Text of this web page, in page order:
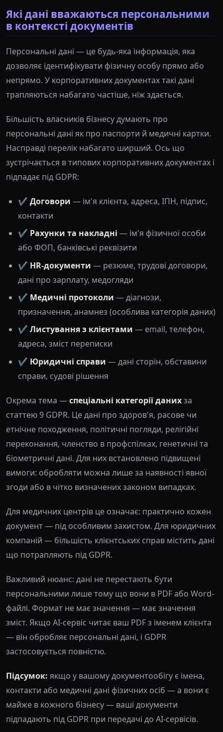
Які дані вважаються персональними
в контексті документів
Персональні дані — це будь-яка інформація, яка
дозволяє ідентифікувати фізичну особу прямо або
непрямо. У корпоративних документах такі дані
трапляються набагато частіше, ніж здається.
Більшість власників бізнесу думають про
персональні дані як про паспорти й медичні картки.
Насправді перелік набагато ширший. Ось що
зустрічається в типових корпоративних документах і
підпадає під GDPR:
✔️ Договори — ім'я клієнта, адреса, ІПН, підпис,
контакти
✔️ Рахунки та накладні — ім'я фізичної особи
або ФОП, банківські реквізити
✔️ HR-документи — резюме, трудові договори,
дані про зарплату, медогляди
✔️ Медичні протоколи — діагнози,
призначення, анамнез (особлива категорія даних)
✔️ Листування з клієнтами — email, телефон,
адреса, зміст переписки
✔️ Юридичні справи — дані сторін, обставини
справи, судові рішення
Окрема тема —спеціальні категорії данихза
статтею 9 GDPR. Це дані про здоров'я, расове чи
етнічне походження, політичні погляди, релігійні
переконання, членство в профспілках, генетичні та
біометричні дані. Для них встановлено підвищені
вимоги: обробляти можна лише за наявності явної
згоди або в чітко визначених законом випадках.
Для медичних центрів це означає: практично кожен
документ — під особливим захистом. Для юридичних
компаній — більшість клієнтських справ містить дані
що потрапляють під GDPR.
Важливий нюанс: дані не перестають бути
персональними лише тому що вони в PDF або Word-
файлі. Формат не має значення — має значення
зміст. Якщо AI-сервіс читає ваш PDF з іменем клієнта
— він обробляє персональні дані, і GDPR
застосовується повністю.
Підсумок: якщо у вашому документообігу є імена,
контакти або медичні дані фізичних осіб — а вони є
майже в кожного бізнесу — ваші документи
підпадають під GDPR при передачі до AI-сервісів.